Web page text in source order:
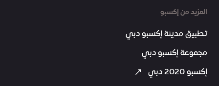
المزيد من إكسبو
تطبيق مدينة إكسبو دبي
مجموعة إكسبو دبي
إكسبو 2020 دبي